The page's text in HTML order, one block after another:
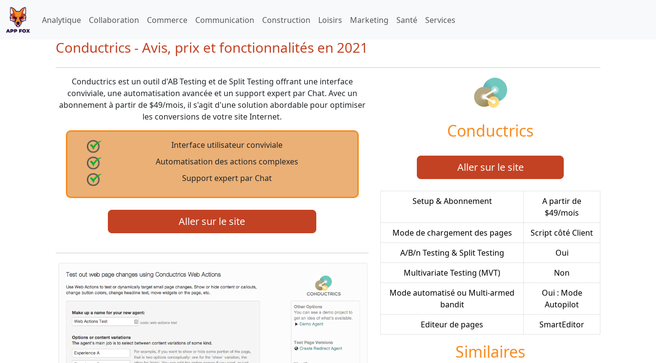
Analytique Collaboration Commerce Communication Construction Loisirs Marketing Santé Services
Conductrics - Avis, prix et fonctionnalités en 2021
Conductrics est un outil d'AB Testing et de Split Testing offrant une interface
conviviale, une automatisation avancée et un support expert par Chat. Avec un
abonnement à partir de $49/mois, il s'agit d'une solution abordable pour optimiser
les conversions de votre site Internet.
Interface utilisateur conviviale
Automatisation des actions complexes
Support expert par Chat
Aller sur le site
Conductrics
Aller sur le site
Setup & Abonnement
A partir de
$49/mois
Mode de chargement des pages
Script côté Client
A/B/n Testing & Split Testing
Oui
Multivariate Testing (MVT)
Non
Mode automatisé ou Multi-armed
bandit
Oui : Mode
Autopilot
Editeur de pages
SmartEditor
Similaires